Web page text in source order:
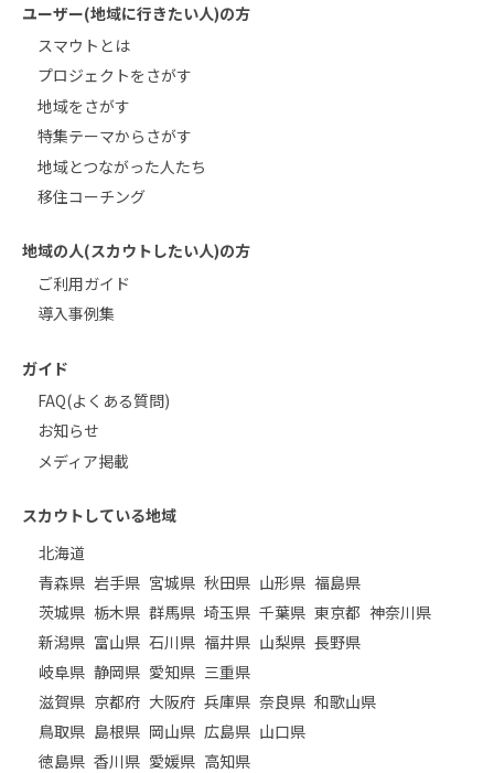
ユーザー(地域に行きたい人)の方
スマウトとは
プロジェクトをさがす
地域をさがす
特集テーマからさがす
地域とつながった人たち
移住コーチング
地域の人(スカウトしたい人)の方
ご利用ガイド
導入事例集
ガイド
FAQ(よくある質問)
お知らせ
メディア掲載
スカウトしている地域
北海道
青森県 岩手県 宮城県 秋田県 山形県 福島県
茨城県 栃木県 群馬県 埼玉県 千葉県 東京都 神奈川県
新潟県 富山県 石川県 福井県 山梨県 長野県
岐阜県 静岡県 愛知県 三重県
滋賀県 京都府 大阪府 兵庫県 奈良県 和歌山県
鳥取県 島根県 岡山県 広島県 山口県
徳島県 香川県 愛媛県 高知県